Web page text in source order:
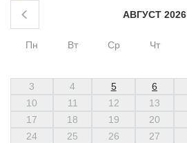
АВГУСТ 2026
Пн Вт Ср Чт
3
4 5 6
10
11 12 13
17
18 19 20
24
25 26 27